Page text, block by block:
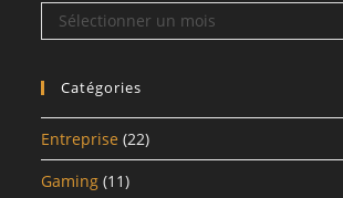
Archives
Sélectionner un mois
Catégories
Entreprise (22)
Gaming (11)